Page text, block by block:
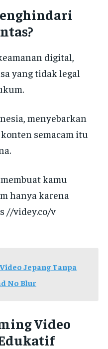
digital,
yang tidak legal
menyebarkan
semacam itu
kamu
hanya karena
//videy.co/v
Jepang Tanpa
No Blur
Video